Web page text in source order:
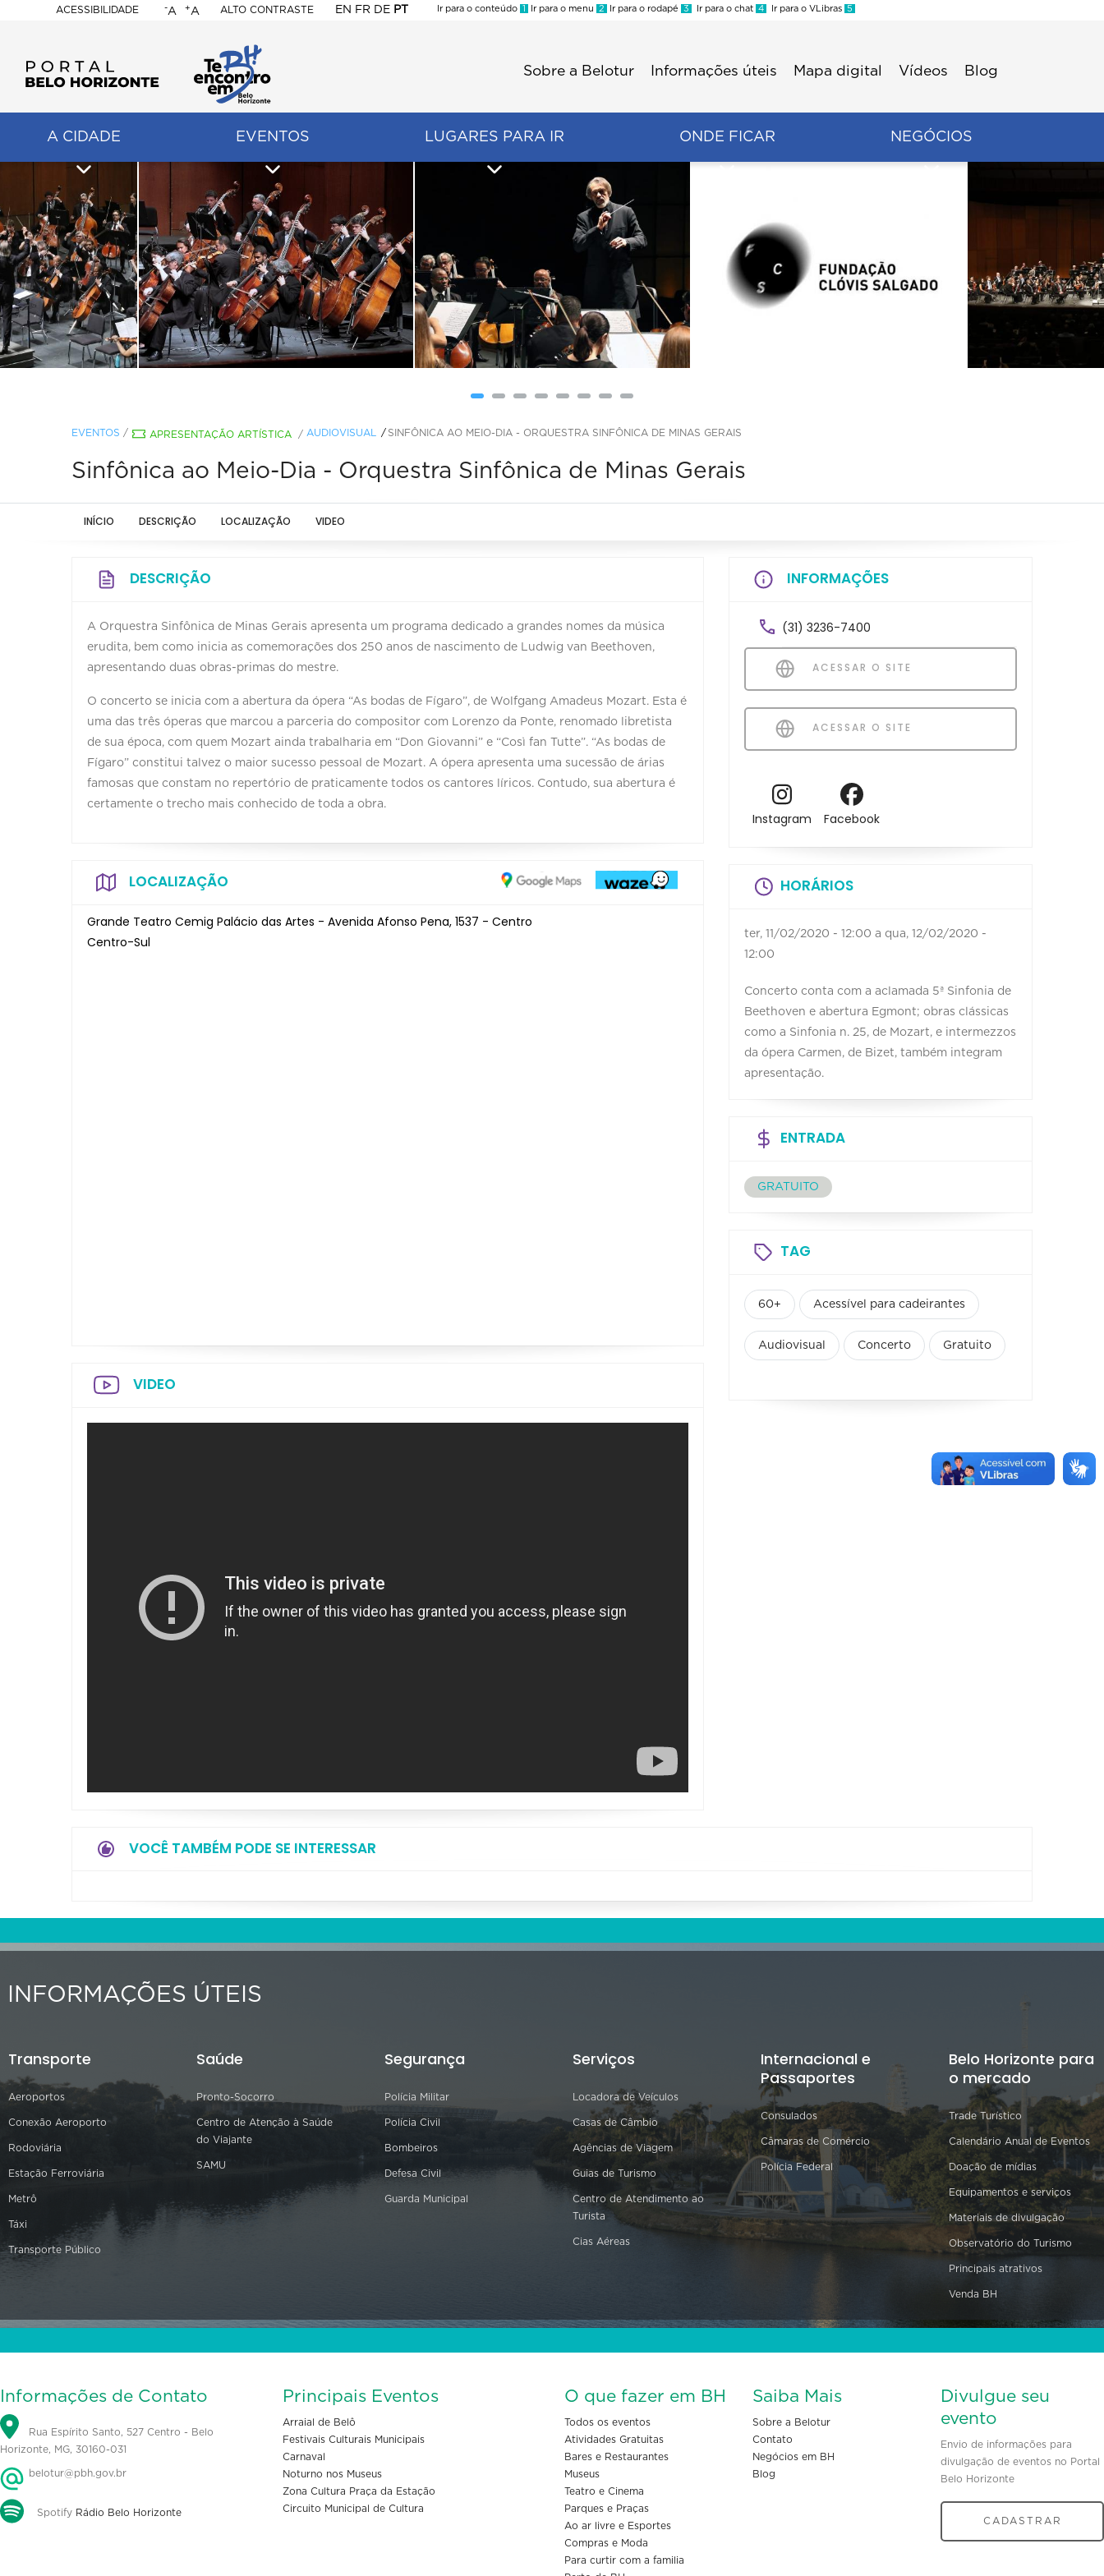
ACESSIBILIDADE
BELO
HORIZONTE
-A +A ALTO CONTRASTE EN FR DE PT
Ir para o conteúdo 1 Ir para o menu 2 Ir para o rodapé 3 Ir para o chat 4 Ir para o VLibras 5
Sobre a Belotur Informações úteis Mapa digital Vídeos Blog
A CIDADE EVENTOS LUGARES PARA IR ONDE FICAR NEGÓCIOS
EVENTOS / APRESENTAÇÃO ARTÍSTICA / AUDIOVISUAL SINFÔNICA AO MEIO-DIA - ORQUESTRA SINFÔNICA DE MINAS GERAIS
Sinfônica ao Meio-Dia - Orquestra Sinfônica de Minas Gerais
INÍCIO DESCRIÇÃO LOCALIZAÇÃO VIDEO
DESCRIÇÃO
A Orquestra Sinfônica de Minas Gerais apresenta um programa dedicado a grandes nomes da música
erudita, bem como inicia as comemorações dos 250 anos de nascimento de Ludwig van Beethoven,
apresentando duas obras-primas do mestre.
O concerto se inicia com a abertura da ópera “As bodas de Fígaro”, de Wolfgang Amadeus Mozart. Esta é
uma das três óperas que marcou a parceria do compositor com Lorenzo da Ponte, renomado libretista
de sua época, com quem Mozart ainda trabalharia em “Don Giovanni” e “Così fan Tutte”. “As bodas de
Fígaro” constitui talvez o maior sucesso pessoal de Mozart. A ópera apresenta uma sucessão de árias
famosas que constam no repertório de praticamente todos os cantores líricos. Contudo, sua abertura é
certamente o trecho mais conhecido de toda a obra.
LOCALIZAÇÃO
Grande Teatro Cemig Palácio das Artes - Avenida Afonso Pena, 1537 - Centro
Centro-Sul
VIDEO
INFORMAÇÕES
(31) 3236-7400
ACESSAR O SITE
ACESSAR O SITE
Instagram Facebook
HORÁRIOS
ter, 11/02/2020 - 12:00 a qua, 12/02/2020 -
12:00
Concerto conta com a aclamada 5ª Sinfonia de
Beethoven e abertura Egmont; obras clássicas
como a Sinfonia n. 25, de Mozart, e intermezzos
da ópera Carmen, de Bizet, também integram
apresentação.
ENTRADA
GRATUITO
TAG
60+ Acessível para cadeirantes
Audiovisual Concerto Gratuito
VOCÊ TAMBÉM PODE SE INTERESSAR
INFORMAÇÕES ÚTEIS
Transporte
Aeroportos
Conexão Aeroporto
Rodoviária
Estação Ferroviária
Metrô
Táxi
Transporte Público
Saúde
Pronto-Socorro
Centro de Atenção à Saúde
do Viajante
SAMU
Segurança
Polícia Militar
Polícia Civil
Bombeiros
Defesa Civil
Guarda Municipal
Serviços
Locadora de Veículos
Casas de Câmbio
Agências de Viagem
Guias de Turismo
Centro de Atendimento ao
Turista
Cias Aéreas
Internacional e
Passaportes
Consulados
Câmaras de Comércio
Polícia Federal
Belo Horizonte para
o mercado
Trade Turístico
Calendário Anual de Eventos
Doação de mídias
Equipamentos e serviços
Materiais de divulgação
Observatório do Turismo
Principais atrativos
Venda BH
Informações de Contato
Rua Espírito Santo, 527 Centro - Belo
Horizonte, MG, 30160-031
belotur@pbh.gov.br
Spotify Rádio Belo Horizonte
Principais Eventos
Arraial de Belô
Festivais Culturais Municipais
Carnaval
Noturno nos Museus
Zona Cultura Praça da Estação
Circuito Municipal de Cultura
O que fazer em BH
Todos os eventos
Atividades Gratuitas
Bares e Restaurantes
Museus
Teatro e Cinema
Parques e Praças
Ao ar livre e Esportes
Compras e Moda
Para curtir com a familia
Saiba Mais
Sobre a Belotur
Contato
Negócios em BH
Blog
Divulgue seu
evento
Envio de informações para
divulgação de eventos no Portal
Belo Horizonte
CADASTRAR